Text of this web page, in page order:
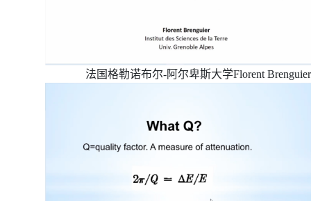
法国格勒诺布尔-阿尔卑斯大学Florent Brenguier